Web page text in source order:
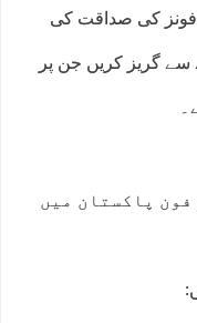
فونز کی صداقت کی
سے گریز کریں جن پر
پاکستان میں